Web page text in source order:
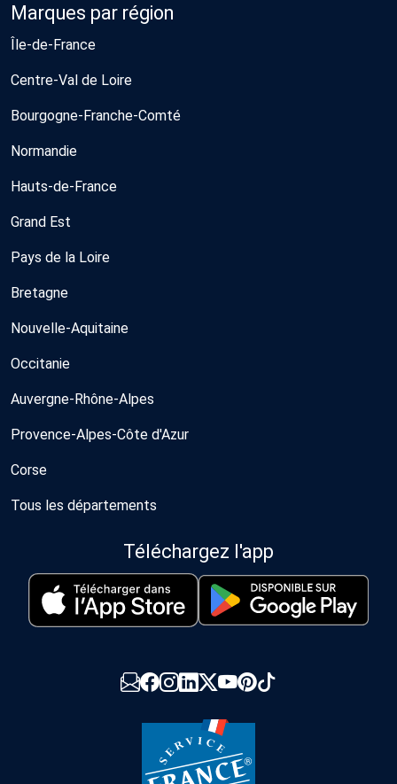
Marques par région
Île-de-France
Centre-Val de Loire
Bourgogne-Franche-Comté
Normandie
Hauts-de-France
Grand Est
Pays de la Loire
Bretagne
Nouvelle-Aquitaine
Occitanie
Auvergne-Rhône-Alpes
Provence-Alpes-Côte d'Azur
Corse
Tous les départements
Téléchargez l'app